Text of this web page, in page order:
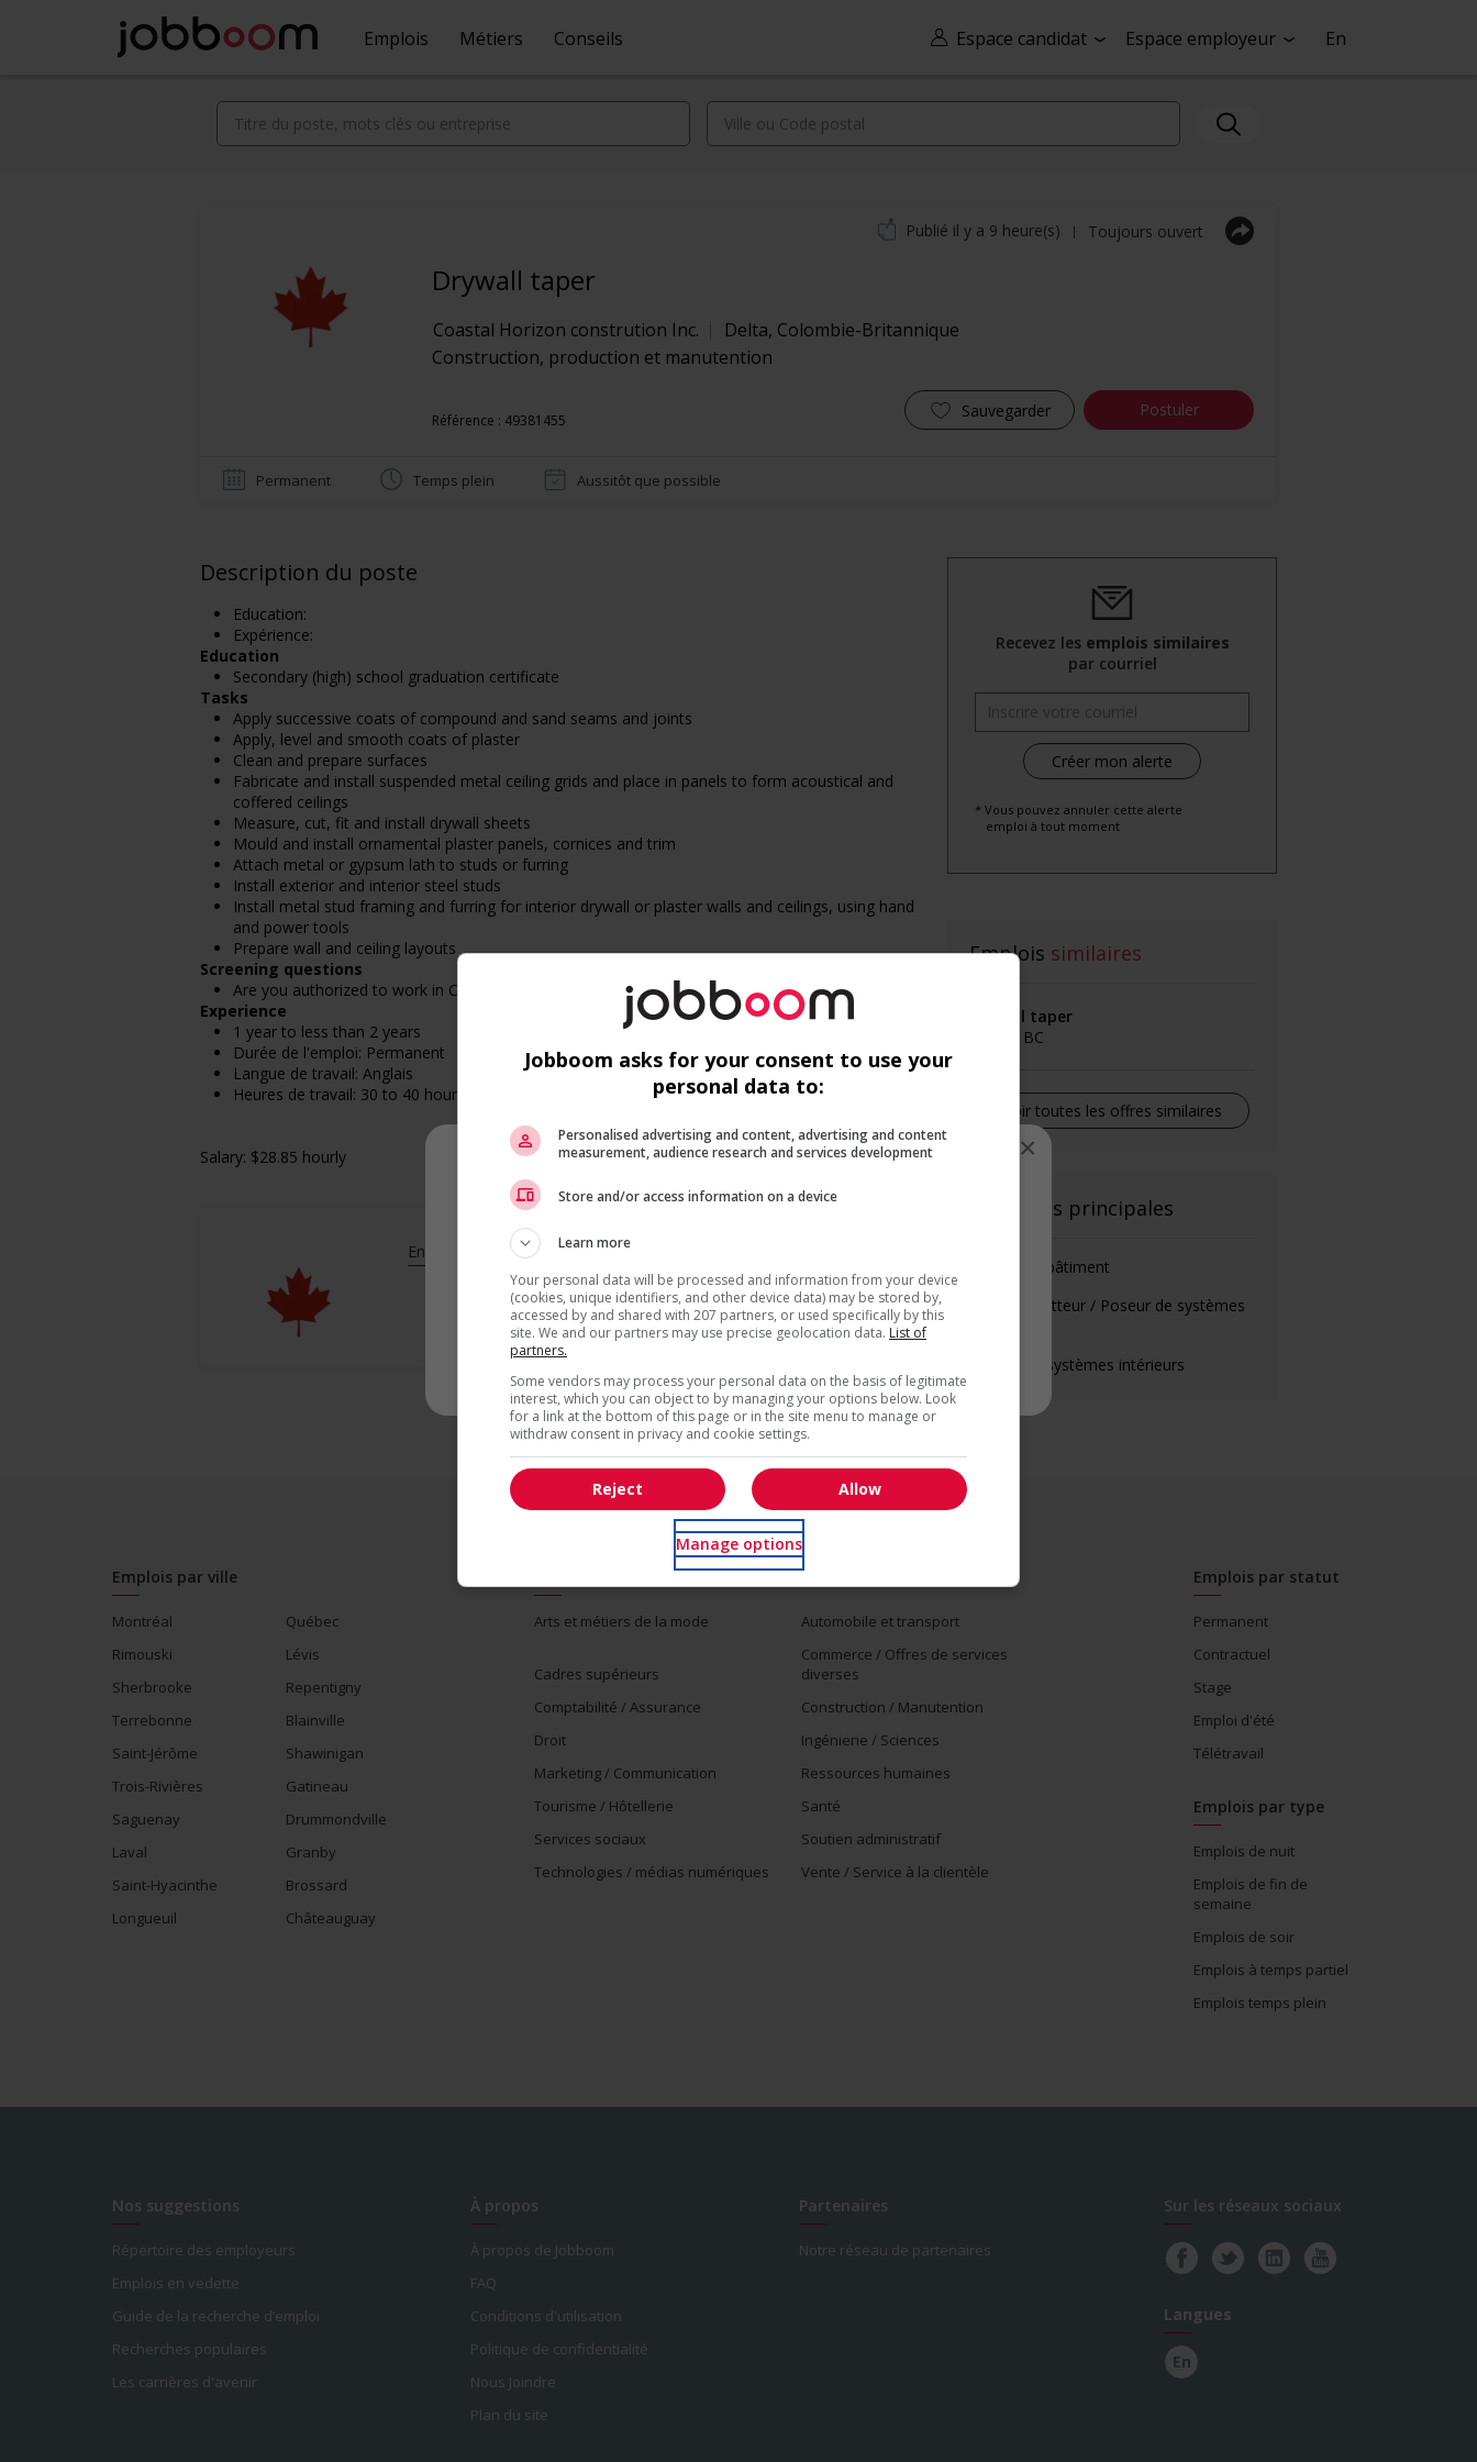
Recevez les emplois similaires
* Vous pouvez annuler cette alerte emploi à tout moment
×
Espace candidat Espace employeur En
Emplois Métiers Conseils
Drywall taper
Coastal Horizon constrution Inc. Delta, Colombie-Britannique
Construction, production et manutention
Référence : 49381455 Sauvegarder Postuler
Publié il y a 9 heure(s) | Toujours ouvert
Permanent Temps plein Aussitôt que possible
Description du poste
Education:
Expérience:
Education
Secondary (high) school graduation certificate
Tasks
Apply successive coats of compound and sand seams and joints
Apply, level and smooth coats of plaster
Clean and prepare surfaces
Fabricate and install suspended metal ceiling grids and place in panels to form acoustical and
coffered ceilings
Measure, cut, fit and install drywall sheets
Mould and install ornamental plaster panels, cornices and trim
Attach metal or gypsum lath to studs or furring
Install exterior and interior steel studs
Install metal stud framing and furring for interior drywall or plaster walls and ceilings, using hand
and power tools
Prepare wall and ceiling layouts
Screening questions
Are you authorized to work in Canada?
Experience
1 year to less than 2 years
Durée de l'emploi: Permanent
Langue de travail: Anglais
Heures de travail: 30 to 40 hours per week
Salary: $28.85 hourly
En savoir plus
Recevez les emplois similaires
par courriel
* Vous pouvez annuler cette alerte
emploi à tout moment
Emplois similaires
drywall taper
Surrey, BC
Voir toutes les offres similaires
Fonctions principales
Peintre en bâtiment
Plâtrier / Latteur / Poseur de systèmes
Poseur de systèmes intérieurs
Emplois par ville
Montréal
Québec
Rimouski
Lévis
Sherbrooke
Repentigny
Terrebonne
Blainville
Saint-Jérôme
Shawinigan
Trois-Rivières
Gatineau
Saguenay
Drummondville
Laval
Granby
Saint-Hyacinthe
Brossard
Longueuil
Châteauguay
Emplois par secteur
Arts et métiers de la mode Automobile et transport
Cadres supérieurs
Commerce / Offres de services
diverses
Comptabilité / Assurance
Construction / Manutention
Droit
Ingénierie / Sciences
Marketing / Communication
Ressources humaines
Tourisme / Hôtellerie
Santé
Services sociaux
Soutien administratif
Technologies / médias numériques
Vente / Service à la clientèle
Emplois par statut
Permanent
Contractuel
Stage
Emploi d'été
Télétravail
Emplois par type
Emplois de nuit
Emplois de fin de
semaine
Emplois de soir
Emplois à temps partiel
Emplois temps plein
Nos suggestions
Répertoire des employeurs
Emplois en vedette
Guide de la recherche d’emploi
Recherches populaires
Les carrières d'avenir
À propos
À propos de Jobboom
FAQ
Conditions d'utilisation
Politique de confidentialité
Nous Joindre
Plan du site
Partenaires
Notre réseau de partenaires
Sur les réseaux sociaux
Langues
En
Jobboom asks for your consent to use your
personal data to:
Personalised advertising and content, advertising and content
measurement, audience research and services development
Store and/or access information on a device
Learn more
Your personal data will be processed and information from your device
(cookies, unique identifiers, and other device data) may be stored by,
accessed by and shared with 207 partners, or used specifically by this
site. We and our partners may use precise geolocation data. List of
partners.
Some vendors may process your personal data on the basis of legitimate
interest, which you can object to by managing your options below. Look
for a link at the bottom of this page or in the site menu to manage or
withdraw consent in privacy and cookie settings.
Allow
Reject
Manage options